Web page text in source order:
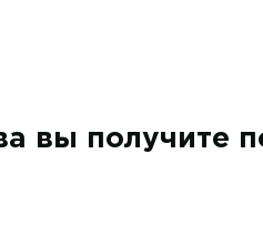
вы получите